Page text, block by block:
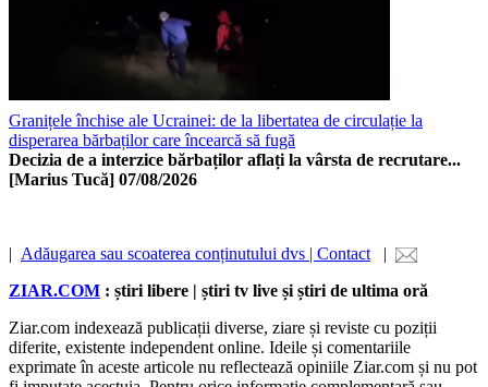
Granițele închise ale Ucrainei: de la libertatea de circulație la
disperarea bărbaților care încearcă să fugă
Decizia de a interzice bărbaților aflați la vârsta de recrutare...
[Marius Tucă] 07/08/2026
| Adăugarea sau scoaterea conținutului dvs | Contact |
ZIAR.COM : știri libere | știri tv live și știri de ultima oră
Ziar.com indexează publicații diverse, ziare și reviste cu poziții
diferite, existente independent online. Ideile și comentariile
exprimate în aceste articole nu reflectează opiniile Ziar.com și nu pot